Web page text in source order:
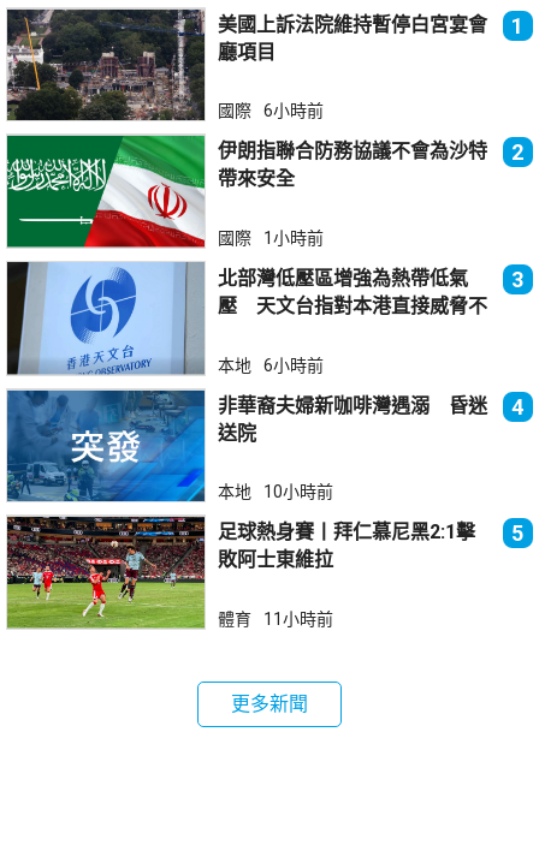
美國上訴法院維持暫停白宮宴會
廳項目
1
國際 6小時前
伊朗指聯合防務協議不會為沙特
帶來安全
2
國際 1小時前
北部灣低壓區增強為熱帶低氣
壓 天文台指對本港直接威脅不
3
本地 6小時前
非華裔夫婦新咖啡灣遇溺 昏迷
送院
4
本地 10小時前
足球熱身賽丨拜仁慕尼黑2:1擊
敗阿士東維拉
5
體育 11小時前
更多新聞